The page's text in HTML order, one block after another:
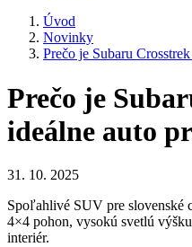
Úvod
Novinky
Prečo je Subaru
Prečo je
ideálne auto
31. 10. 2025
Spoľahlivé SUV pre slovenské
4×4 pohon, vysokú svetlú
interiér.